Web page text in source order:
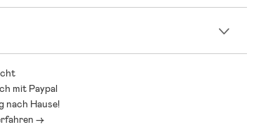
i-test.se 2023 als Testsieger in der Kategorie
Polyester.
Polyamid, 41 % Polyamid, PU-Beschichtung.
45 % Polyester.
mit Paypal
nach Hause!
->